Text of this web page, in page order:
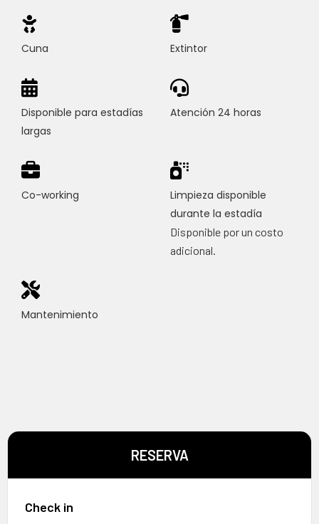
Cuna Extintor
Disponible para estadías
largas
Atención 24 horas
Co-working
Limpieza disponible
durante la estadía
Disponible por un costo
adicional.
Mantenimiento
RESERVA
Check in